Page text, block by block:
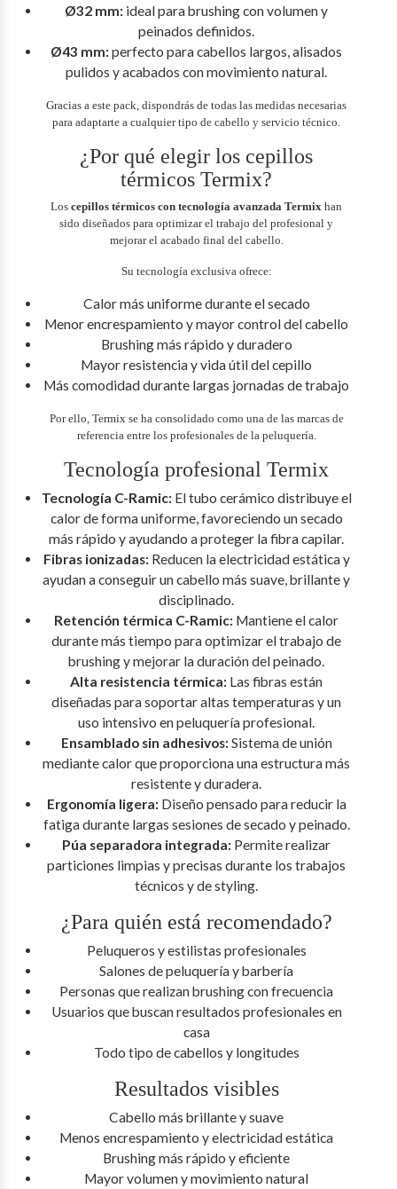
Ø32 mm: ideal para brushing con volumen y
peinados definidos.
Ø43 mm:perfecto para cabellos largos, alisados
pulidos y acabados con movimiento natural.
Gracias a este pack, dispondrás de todas las medidas necesarias
para adaptarte a cualquier tipo de cabello y servicio técnico.
¿Por qué elegir los cepillos
térmicos Termix?
Loscepillos térmicos con tecnología avanzada Termix han
sido diseñados para optimizar el trabajo del profesional y
mejorar el acabado final del cabello.
Su tecnología exclusiva ofrece:
Calor más uniforme durante el secado
Menor encrespamiento y mayor control del cabello
Brushing más rápido y duradero
Mayor resistencia y vida útil del cepillo
Más comodidad durante largas jornadas de trabajo
Por ello, Termix se ha consolidado como una de las marcas de
referencia entre los profesionales de la peluquería.
Tecnología profesional Termix
Tecnología C-Ramic: El tubo cerámico distribuye el
calor de forma uniforme, favoreciendo un secado
más rápido y ayudando a proteger la fibra capilar.
Fibras ionizadas: Reducen la electricidad estática y
ayudan a conseguir un cabello más suave, brillante y
disciplinado.
Retención térmica C-Ramic: Mantiene el calor
durante más tiempo para optimizar el trabajo de
brushing y mejorar la duración del peinado.
Alta resistencia térmica: Las fibras están
diseñadas para soportar altas temperaturas y un
uso intensivo en peluquería profesional.
Ensamblado sin adhesivos:Sistema de unión
mediante calor que proporciona una estructura más
resistente y duradera.
Ergonomía ligera: Diseño pensado para reducir la
fatiga durante largas sesiones de secado y peinado.
Púa separadora integrada: Permite realizar
particiones limpias y precisas durante los trabajos
técnicos y de styling.
¿Para quién está recomendado?
Peluqueros y estilistas profesionales
Salones de peluquería y barbería
Personas que realizan brushing con frecuencia
Usuarios que buscan resultados profesionales en
casa
Todo tipo de cabellos y longitudes
Resultados visibles
Cabello más brillante y suave
Menos encrespamiento y electricidad estática
Brushing más rápido y eficiente
Mayor volumen y movimiento natural